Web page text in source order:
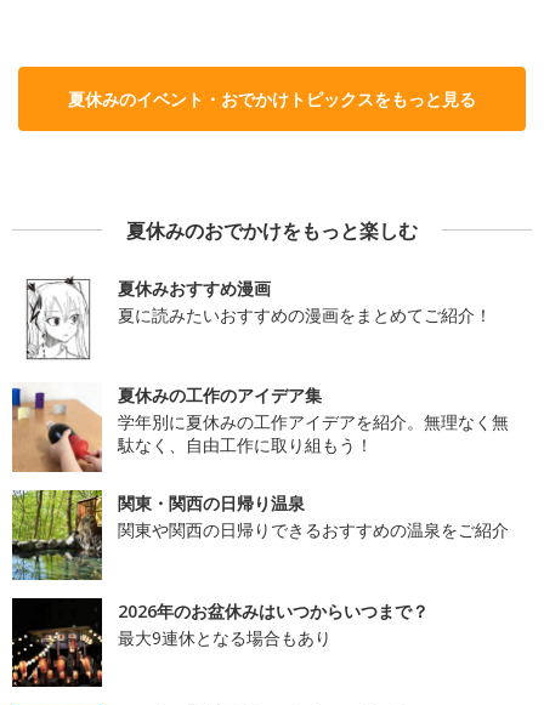
夏休みのイベント・おでかけトピックスをもっと見る
夏休みのおでかけをもっと楽しむ
夏休みおすすめ漫画
夏に読みたいおすすめの漫画をまとめてご紹介！
夏休みの工作のアイデア集
学年別に夏休みの工作アイデアを紹介。無理なく無
駄なく、自由工作に取り組もう！
関東・関西の日帰り温泉
関東や関西の日帰りできるおすすめの温泉をご紹介
2026年のお盆休みはいつからいつまで？
最大9連休となる場合もあり